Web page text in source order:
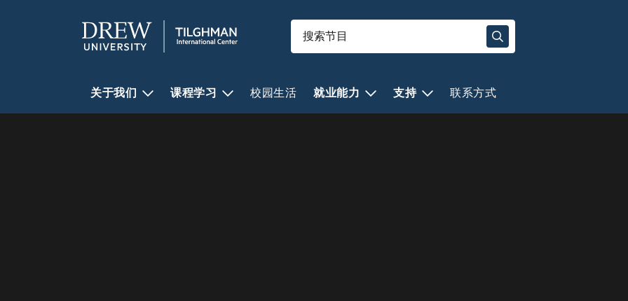
关于我们 课程学习 校园生活 就业能力 支持 联系方式